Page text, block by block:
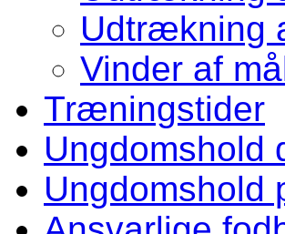
Udtrækning
Vinder af
Træningstider
Ungdomshold
Ungdomshold